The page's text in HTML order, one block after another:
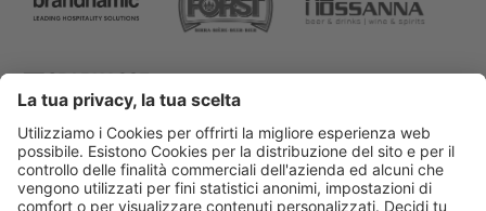
Bressanone Turismo
Privacy
Note legali Finanziamenti